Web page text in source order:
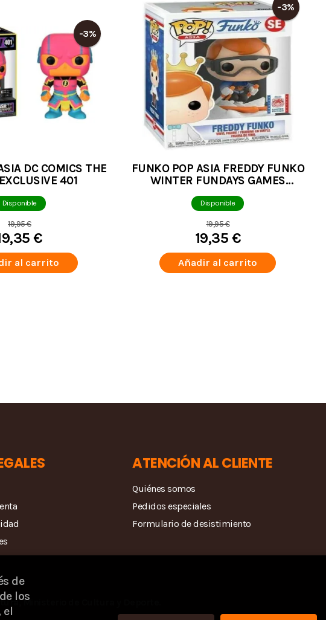
-3%
DC COMICS THE
401
Disponible
19,95 €
€
al carrito
-3%
FUNKO POP ASIA FREDDY FUNKO
WINTER FUNDAYS GAMES
LIMITED EDITION 2022
Disponible
19,95 €
19,35 €
Añadir al carrito
ATENCIÓN AL CLIENTE
Quiénes somos
Pedidos especiales
Formulario de desistimiento
Ministerio de Cultura y Deporte.
de
los
el